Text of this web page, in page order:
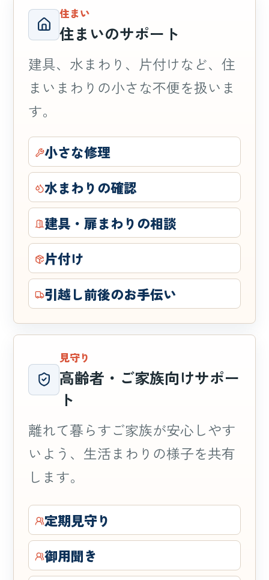
住まい
住まいのサポート
建具、水まわり、片付けなど、住
まいまわりの小さな不便を扱いま
す。
小さな修理
水まわりの確認
建具・扉まわりの相談
片付け
引越し前後のお手伝い
見守り
高齢者・ご家族向けサポー
ト
離れて暮らすご家族が安心しやす
いよう、生活まわりの様子を共有
します。
定期見守り
御用聞き